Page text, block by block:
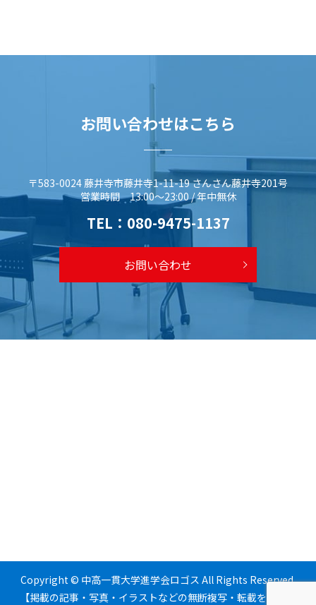
お問い合わせはこちら
〒583-0024 藤井寺市藤井寺1-11-19 さんさん藤井寺201号
営業時間 13:00～23:00 / 年中無休
TEL： 080-9475-1137
お問い合わせ
Copyright © 中高一貫大学進学会ロゴス All Rights Reserved.
【掲載の記事・写真・イラストなどの無断複写・転載を禁じま